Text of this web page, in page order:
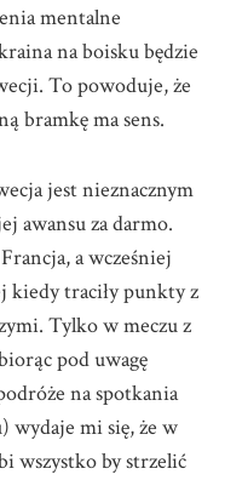
mentalne
na boisku będzie
To powoduje, że
bramkę ma sens.
jest nieznacznym
awansu za darmo.
a wcześniej
kiedy traciły punkty z
Tylko w meczu z
pod uwagę
na spotkania
wydaje mi się, że w
wszystko by strzelić